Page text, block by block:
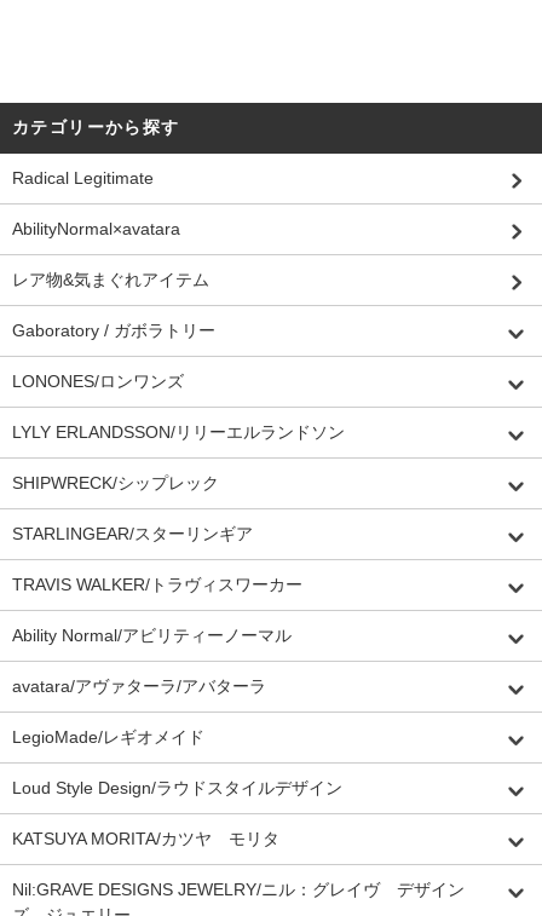
カテゴリーから探す
Radical Legitimate
AbilityNormal×avatara
レア物&気まぐれアイテム
Gaboratory / ガボラトリー
LONONES/ロンワンズ
LYLY ERLANDSSON/リリーエルランドソン
SHIPWRECK/シップレック
STARLINGEAR/スターリンギア
TRAVIS WALKER/トラヴィスワーカー
Ability Normal/アビリティーノーマル
avatara/アヴァターラ/アバターラ
LegioMade/レギオメイド
Loud Style Design/ラウドスタイルデザイン
KATSUYA MORITA/カツヤ モリタ
Nil:GRAVE DESIGNS JEWELRY/ニル：グレイヴ デザイン